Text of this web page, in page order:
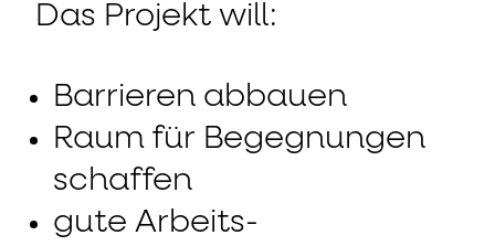
Das Projekt will:
Barrieren abbauen
Raum für Begegnungen
schaffen
gute Arbeits-